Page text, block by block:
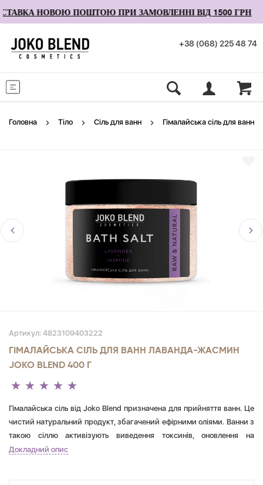
НОВОЮ ПОШТОЮ ПРИ ЗАМОВЛЕННІ ВІД 1500 ГРН
+38 (068) 225 48 74
Головна Тіло Сіль для ванн Гімалайська сіль для
Артикул: 4823109403222
ГІМАЛАЙСЬКА СІЛЬ ДЛЯ ВАНН ЛАВАНДА-ЖАСМИН
JOKO BLEND 400 Г
Гімалайська сіль від Joko Blend призначена для прийняття ванн. Це
чистий натуральний продукт, збагачений ефірними оліями. Ванни з
такою сіллю активізують виведення токсинів, оновлення на
клітинному рівні. Шкіра зволожується і пом'якшується. Ванни
Докладний опис